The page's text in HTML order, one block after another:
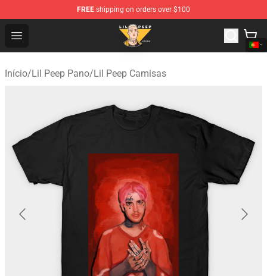
FREE shipping on orders over $100
Open menu
Lil Peep Store - Official Lil Peep Merchandise Shop
Início/Lil Peep Pano/Lil Peep Camisas